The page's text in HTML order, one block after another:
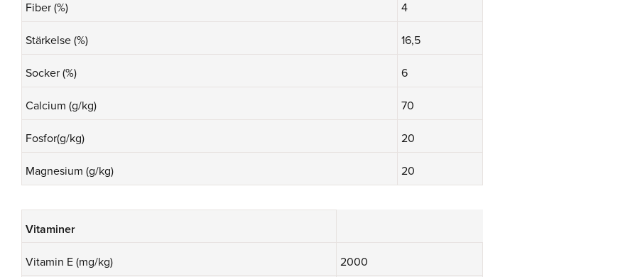
Fiber (%) 4
Stärkelse (%) 16,5
Socker (%) 6
Calcium (g/kg) 70
Fosfor(g/kg) 20
Magnesium (g/kg) 20
Vitaminer
Vitamin E (mg/kg) 2000